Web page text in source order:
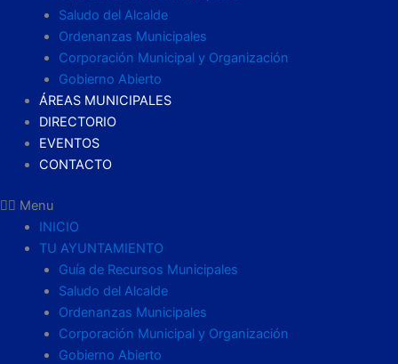
Saludo del Alcalde
Ordenanzas Municipales
Corporación Municipal y Organización
Gobierno Abierto
ÁREAS MUNICIPALES
DIRECTORIO
EVENTOS
CONTACTO
Menu
INICIO
TU AYUNTAMIENTO
Guía de Recursos Municipales
Saludo del Alcalde
Ordenanzas Municipales
Corporación Municipal y Organización
Gobierno Abierto